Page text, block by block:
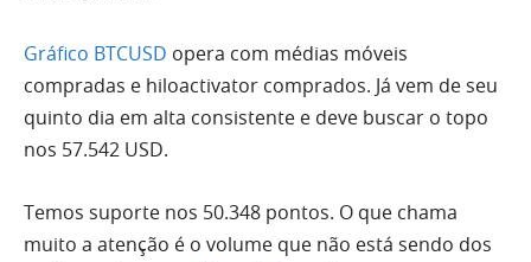
Gráfico BTCUSD opera com médias móveis
compradas e hiloactivator comprados. Já vem de seu
quinto dia em alta consistente e deve buscar o topo
nos 57.542 USD.
Temos suporte nos 50.348 pontos. O que chama
muito a atenção é o volume que não está sendo dos